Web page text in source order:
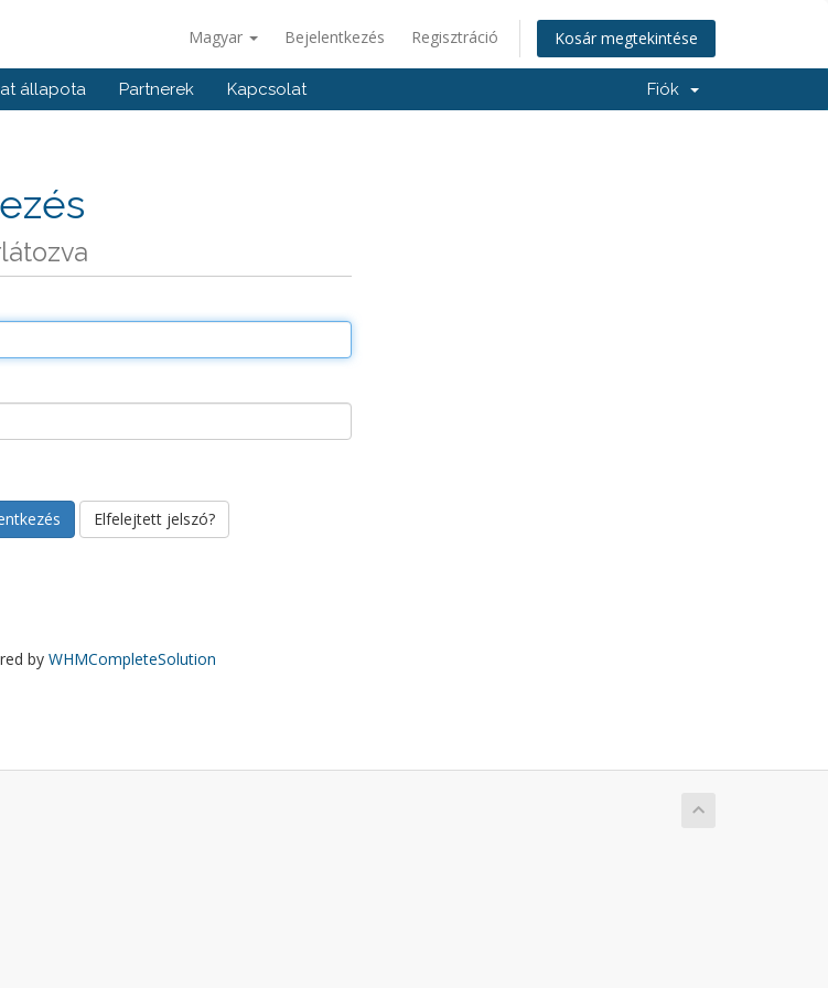
Magyar Bejelentkezés Regisztráció Kosár megtekintése
állapota Partnerek Kapcsolat Fiók
Elfelejtett jelszó?
by WHMCompleteSolution